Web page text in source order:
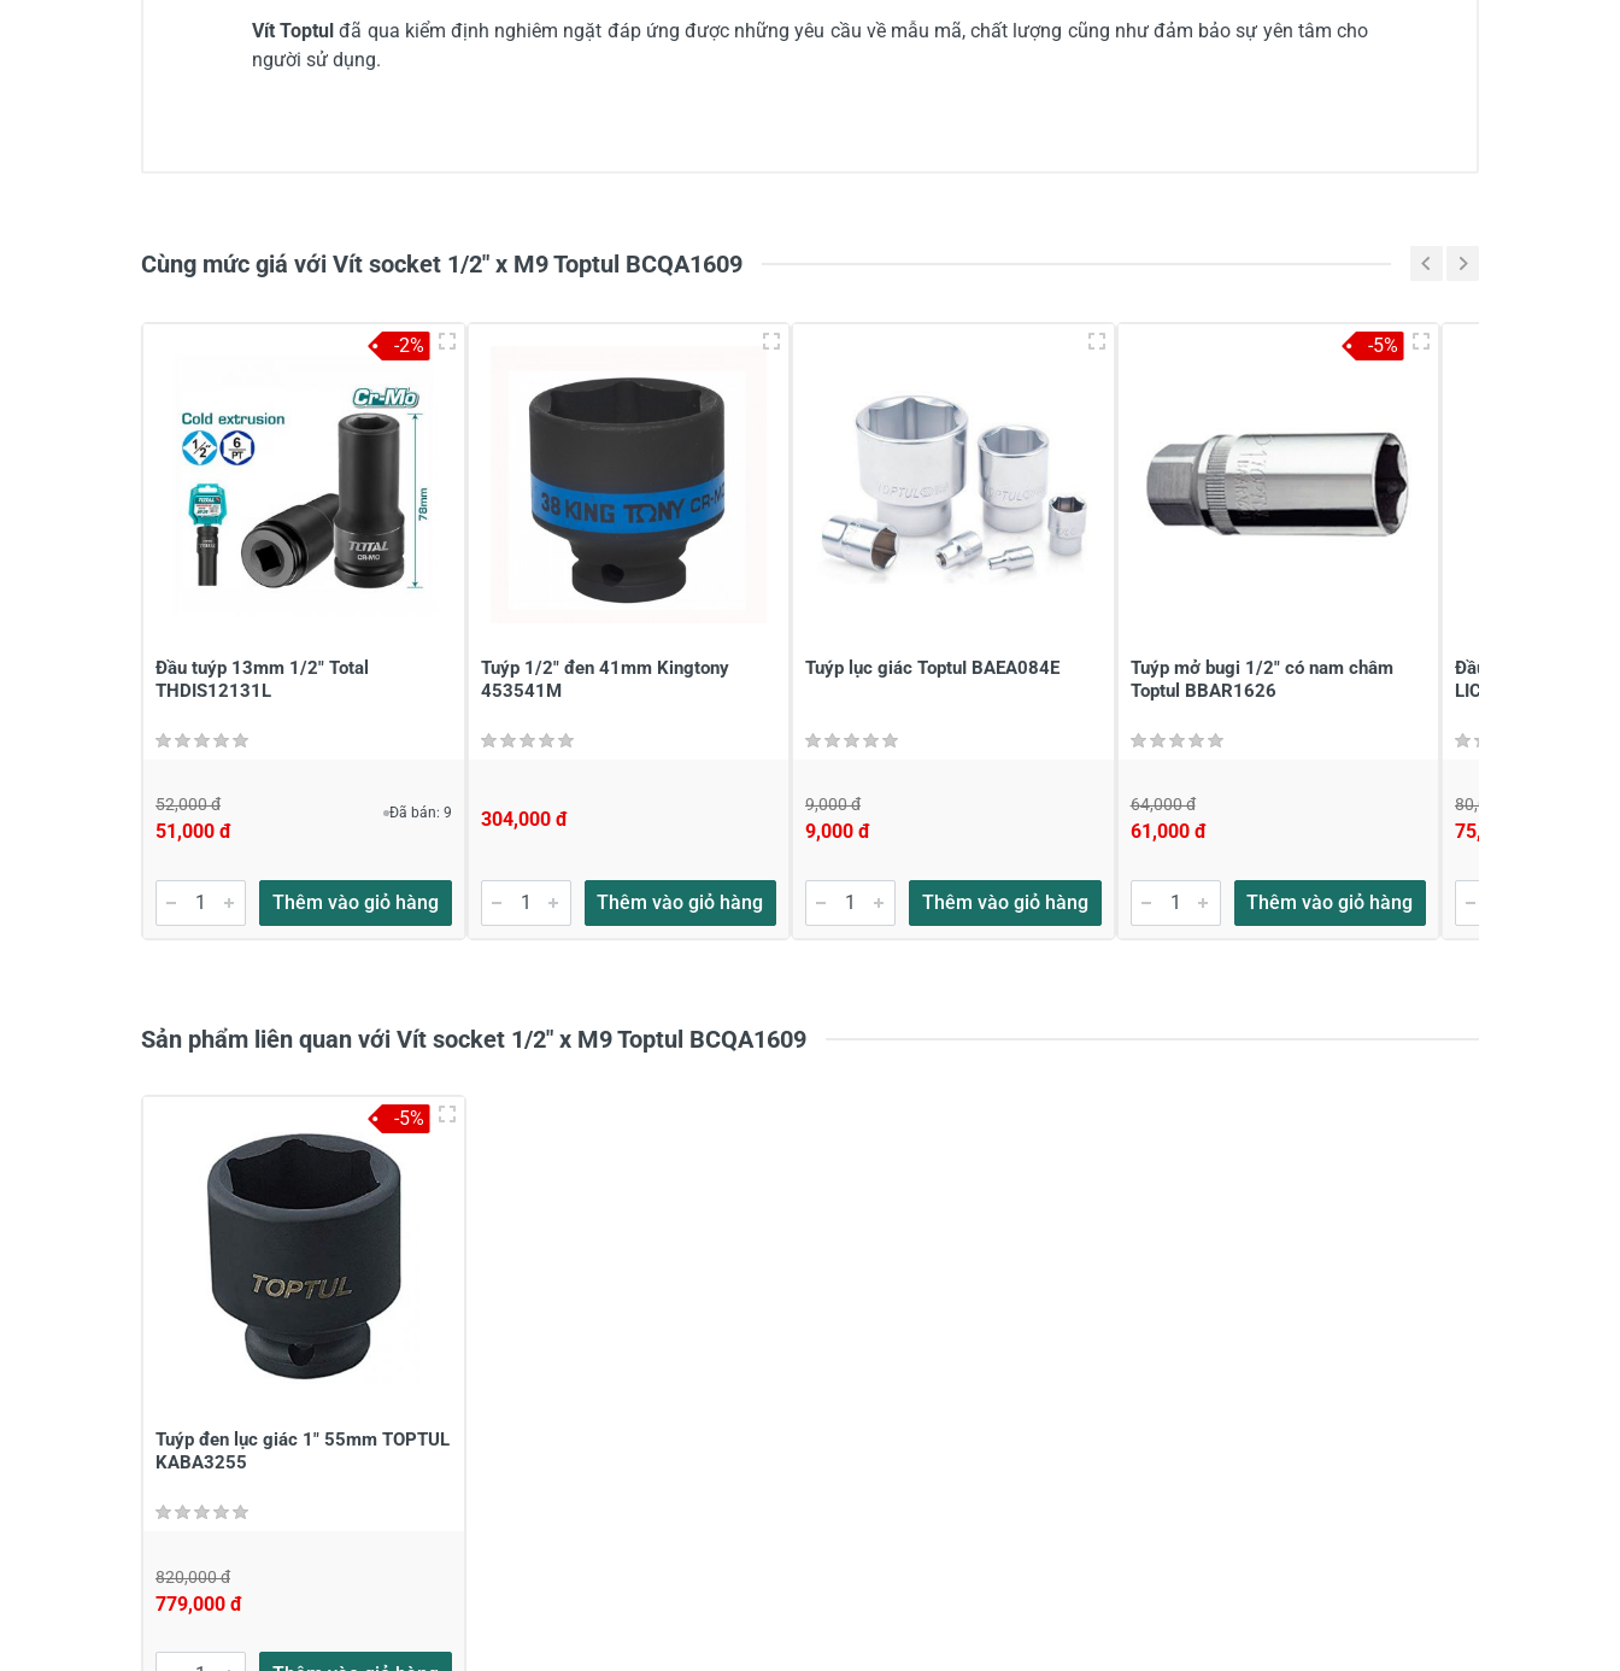
Vít Toptulđã qua kiểm định nghiêm ngặt đáp ứng được những yêu cầu về mẫu mã, chất lượng cũng như đảm bảo sự yên tâm cho
người sử dụng.
Viết nhận xét về sản phẩm
Đánh giá sao Họ và tên* Tiêu đề của nhận xét*
Cùng mức giá với Vít socket 1/2" x M9 Toptul BCQA1609
Đầu tuýp 13mm 1/2" Total
THDIS12131L
52,000 đ
51,000 đ
Đã bán: 9
Thêm vào giỏ hàng
-2%
Tuýp 1/2" đen 41mm Kingtony
453541M
304,000 đ
Thêm vào giỏ hàng
Tuýp lục giác ToptuI BAEA084E
9,000 đ
9,000 đ
Thêm vào giỏ hàng
Tuýp mở bugi 1/2" có nam châm
Toptul BBAR1626
64,000 đ
61,000 đ
Thêm vào giỏ hàng
-5%
Đầu tuýp lục giác
LICOTA N6019 ( 3/
80,000 đ
75,000 đ
Sản phẩm liên quan với Vít socket 1/2" x M9 Toptul BCQA1609
Tuýp đen lục giác 1" 55mm TOPTUL
KABA3255
820,000 đ
779,000 đ
-5%